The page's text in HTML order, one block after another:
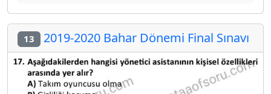
13 2019-2020 Bahar Dönemi Final Sınavı